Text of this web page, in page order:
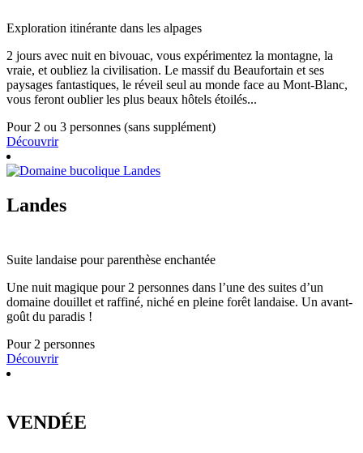
Exploration itinérante dans les alpages
2 jours avec nuit en bivouac, vous expérimentez la montagne, la
vraie, et oubliez la civilisation. Le massif du Beaufortain et ses
paysages fantastiques, le réveil seul au monde face au Mont-Blanc,
vous feront oublier les plus beaux hôtels étoilés...
Pour 2 ou 3 personnes (sans supplément)
Découvrir
Landes
Suite landaise pour parenthèse enchantée
Une nuit magique pour 2 personnes dans l’une des suites d’un
domaine douillet et raffiné, niché en pleine forêt landaise. Un avant-
goût du paradis !
Pour 2 personnes
Découvrir
VENDÉE